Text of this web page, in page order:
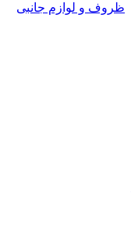
ظروف و لوازم جانبی